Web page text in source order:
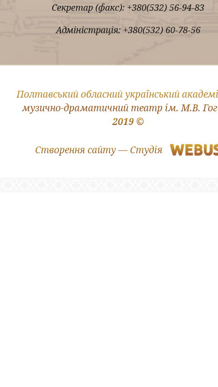
Секретар (факс): +380(532) 56-94-83
Адміністрація: +380(532) 60-78-56
2019 ©
Полтавський обласний український
музично-драматичний театр ім. М.В.
Створення сайту — Студія